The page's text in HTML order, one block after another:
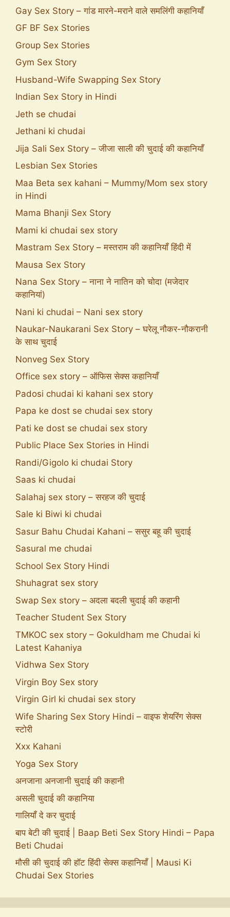
Gay Sex Story – गांड मारने-मराने वाले समलिंगी कहानियाँ
GF BF Sex Stories
Group Sex Stories
Gym Sex Story
Husband-Wife Swapping Sex Story
Indian Sex Story in Hindi
Jeth se chudai
Jethani ki chudai
Jija Sali Sex Story – जीजा साली की चुदाई की कहानियाँ
Lesbian Sex Stories
Maa Beta sex kahani – Mummy/Mom sex story
in Hindi
Mama Bhanji Sex Story
Mami ki chudai sex story
Mastram Sex Story – मस्तराम की कहानियाँ हिंदी में
Mausa Sex Story
Nana Sex Story – नाना ने नातिन को चोदा (मजेदार
कहानियां)
Nani ki chudai – Nani sex story
Naukar-Naukarani Sex Story – घरेलू नौकर-नौकरानी
के साथ चुदाई
Nonveg Sex Story
Office sex story – ऑफिस सेक्स कहानियाँ
Padosi chudai ki kahani sex story
Papa ke dost se chudai sex story
Pati ke dost se chudai sex story
Public Place Sex Stories in Hindi
Randi/Gigolo ki chudai Story
Saas ki chudai
Salahaj sex story – सरहज की चुदाई
Sale ki Biwi ki chudai
Sasur Bahu Chudai Kahani – ससुर बहू की चुदाई
Sasural me chudai
School Sex Story Hindi
Shuhagrat sex story
Swap Sex story – अदला बदली चुदाई की कहानी
Teacher Student Sex Story
TMKOC sex story – Gokuldham me Chudai ki
Latest Kahaniya
Vidhwa Sex Story
Virgin Boy Sex story
Virgin Girl ki chudai sex story
Wife Sharing Sex Story Hindi – वाइफ शेयरिंग सेक्स
स्टोरी
Xxx Kahani
Yoga Sex Story
अनजाना अनजानी चुदाई की कहानी
असली चुदाई की कहानिया
गालियाँ दे कर चुदाई
बाप बेटी की चुदाई | Baap Beti Sex Story Hindi – Papa
Beti Chudai
मौसी की चुदाई की हॉट हिंदी सेक्स कहानियाँ | Mausi Ki
Chudai Sex Stories